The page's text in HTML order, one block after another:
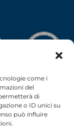
come i
del
di
o ID unici su
può influire